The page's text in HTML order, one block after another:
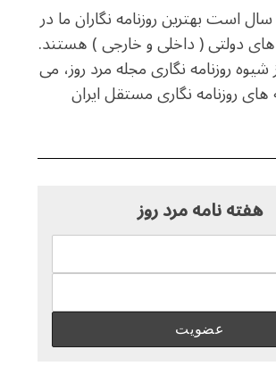
است بهترین روزنامه نگاران ما در
دولتی ( داخلی و خارجی ) هستند.
روزنامه نگاری مجله مرد روز، می
های روزنامه نگاری مستقل ایران
هفته نامه مرد روز